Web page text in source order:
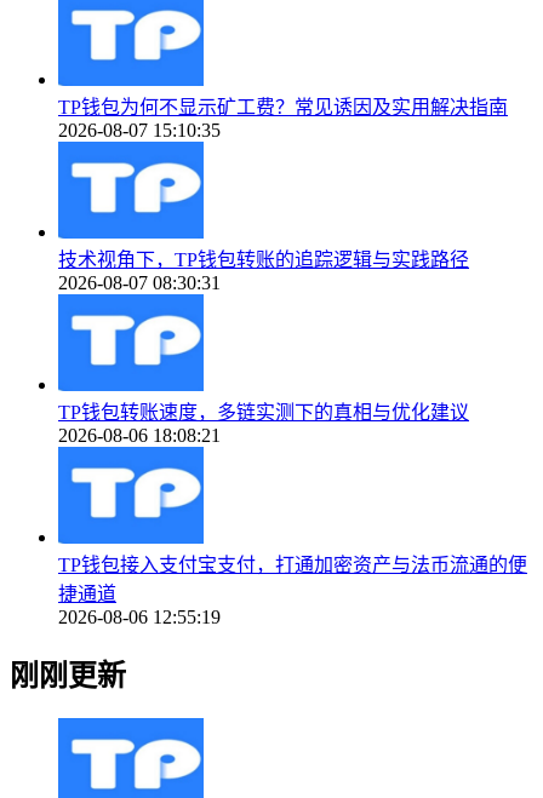
TP钱包为何不显示矿工费？常见诱因及实用解决指南
2026-08-07 15:10:35
技术视角下，TP钱包转账的追踪逻辑与实践路径
2026-08-07 08:30:31
TP钱包转账速度，多链实测下的真相与优化建议
2026-08-06 18:08:21
TP钱包接入支付宝支付，打通加密资产与法币流通的便
捷通道
2026-08-06 12:55:19
刚刚更新